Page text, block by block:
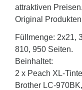
attraktiven
Original
Füllmenge: 2x21,
810, 950 Seiten.
Beinhaltet:
2 x Peach XL-
Brother LC-